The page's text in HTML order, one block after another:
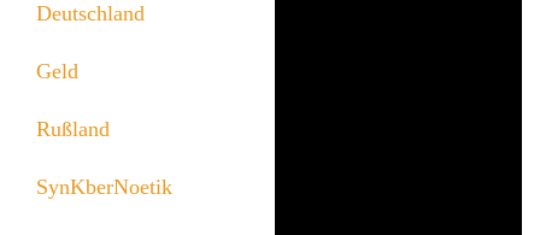
Deutschland
Geld
Rußland
SynKberNoetik